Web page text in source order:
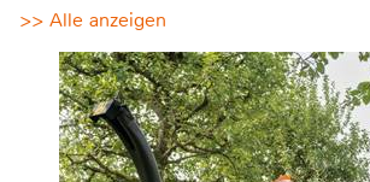
>> Alle anzeigen